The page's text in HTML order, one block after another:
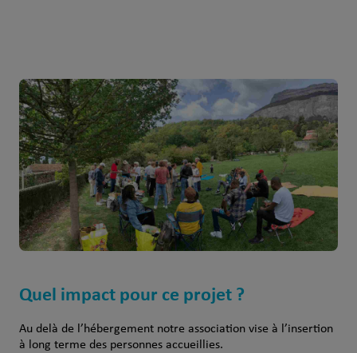
Quel impact pour ce projet ?
Au delà de l’hébergement notre association vise à l’insertion
à long terme des personnes accueillies.